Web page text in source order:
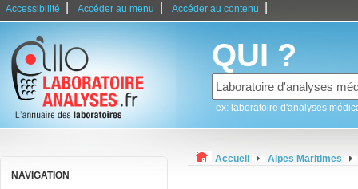
Accessibilité Accéder au menu Accéder au contenu
QUI ?
ex: laboratoire d'analyses
NAVIGATION
Accueil Alpes Maritimes